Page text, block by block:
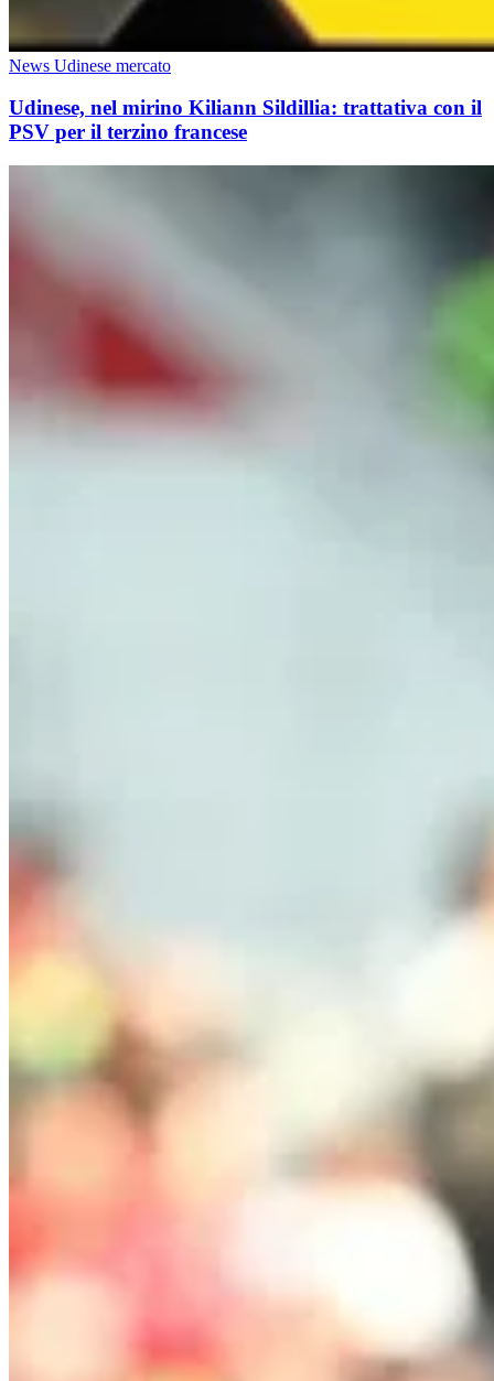
News Udinese mercato
Udinese, nel mirino Kiliann Sildillia: trattativa con il
PSV per il terzino francese